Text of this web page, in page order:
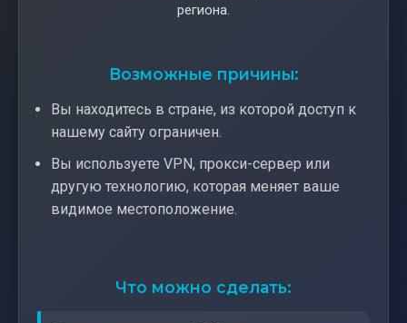
региона.
Возможные причины:
Вы находитесь в стране, из которой доступ к
нашему сайту ограничен.
Вы используете VPN, прокси-сервер или
другую технологию, которая меняет ваше
видимое местоположение.
Что можно сделать: